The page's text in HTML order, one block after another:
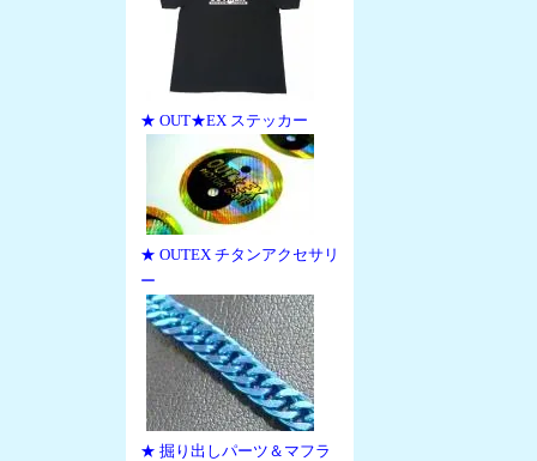
★ OUT★EX ステッカー
★ OUTEX チタンアクセサリ
ー
★ 掘り出しパーツ＆マフラ